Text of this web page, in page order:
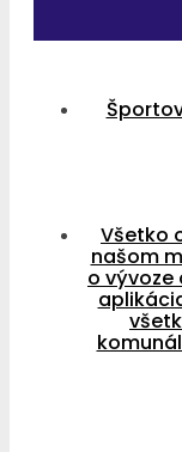
Všetko
našom
o vývoze